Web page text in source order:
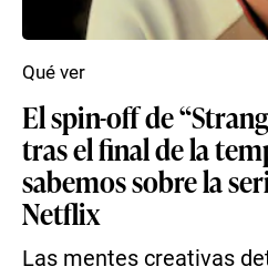
El spin-off de
tras el final de la
sabemos sobre la
Netflix
Las mentes creativas
Qué ver